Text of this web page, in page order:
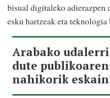
bisual digitaleko
esku hartzeak eta
Arabako
dute
nahikorik